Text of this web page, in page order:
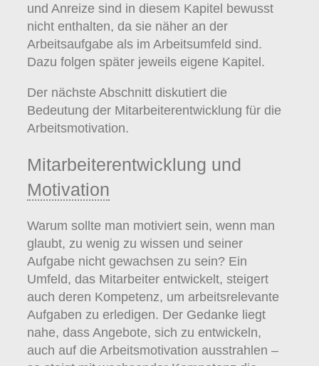
Zu jedem für dieMotivationwichtigen
Treiber bzw. Hindernis im
Arbeitsumfeld gibt es im Folgenden
eine Tabelle. Dort sind wichtige
Teilaspekte als Fragen formuliert.
Beantworten Sie diese Fragen zu
den Teilaspekten für Ihren Bereich.
wenig günstig für dieMotivation
ob und wie die einzelnen Teilaspekte
verbessert werden können. Sie
sich zukünftig die Arbeitsmotivation
entwickelt – aber auch wie hoch das
Risiko für Burnout Ihrer Mitarbeiter ist
(Schaufeli et al., 2009).
und Anreize sind in diesem Kapitel bewusst
nicht enthalten, da sie näher an der
Arbeitsaufgabe als im Arbeitsumfeld sind.
Dazu folgen später jeweils eigene Kapitel.
Der nächste Abschnitt diskutiert die
Bedeutung der Mitarbeiterentwicklung für die
Arbeitsmotivation.
Mitarbeiterentwicklung und
Motivation
Warum sollte man motiviert sein, wenn man
glaubt, zu wenig zu wissen und seiner
Aufgabe nicht gewachsen zu sein? Ein
Umfeld, das Mitarbeiter entwickelt, steigert
auch deren Kompetenz, um arbeitsrelevante
Aufgaben zu erledigen. Der Gedanke liegt
nahe, dass Angebote, sich zu entwickeln,
auch auf die Arbeitsmotivation ausstrahlen –